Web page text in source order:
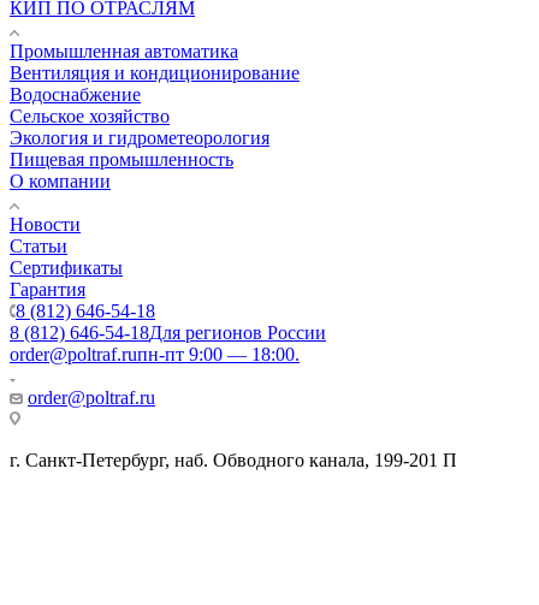
КИП ПО ОТРАСЛЯМ
Промышленная автоматика
Вентиляция и кондиционирование
Водоснабжение
Сельское хозяйство
Экология и гидрометеорология
Пищевая промышленность
О компании
Новости
Статьи
Сертификаты
Гарантия
8 (812) 646-54-18
8 (812) 646-54-18Для регионов России
order@poltraf.ruпн-пт 9:00 — 18:00.
order@poltraf.ru
г. Санкт-Петербург, наб. Обводного канала, 199-201 П